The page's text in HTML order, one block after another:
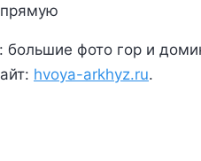
большие фото гор и
hvoya-arkhyz.ru.